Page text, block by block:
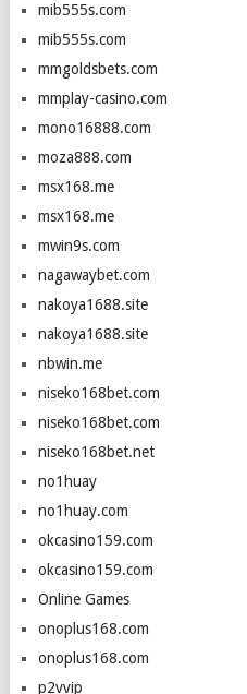
mib555s.com
mib555s.com
mmgoldsbets.com
mmplay-casino.com
mono16888.com
moza888.com
msx168.me
msx168.me
mwin9s.com
nagawaybet.com
nakoya1688.site
nakoya1688.site
nbwin.me
niseko168bet.com
niseko168bet.com
niseko168bet.net
no1huay
no1huay.com
okcasino159.com
okcasino159.com
Online Games
onoplus168.com
onoplus168.com
p2vvip